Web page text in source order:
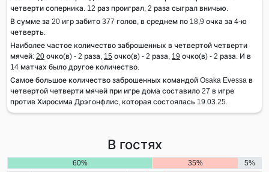
четверти соперника. 12 раз проиграл, 2 раза сыграл вничью.
В сумме за 20 игр забито 377 голов, в среднем по 18,9 очка за 4-ю
четверть.
Наиболее частое количество заброшенных в четвертой четверти
мячей: 20 очко(в) - 2 раза, 15 очко(в) - 2 раза, 19 очко(в) - 2 раза. И в
14 матчах было другое количество.
Самое большое количество заброшенных командой Osaka Evessa в
четвертой четверти мячей при игре дома составило 27 в игре
против Хиросима Дрэгонфлис, которая состоялась 19.03.25.
В гостях
60% 35% 5%